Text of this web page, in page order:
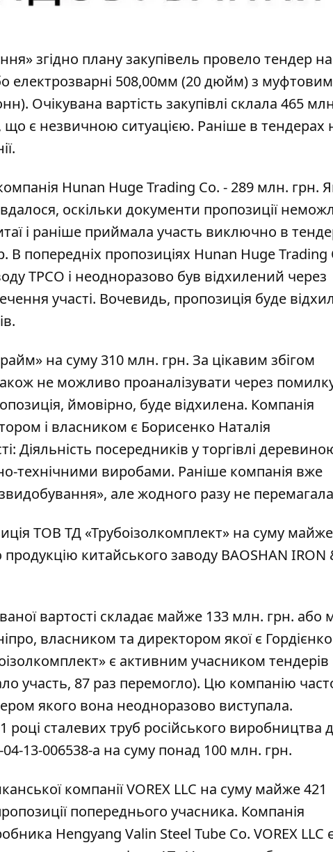
згідно плану закупівель провело тендер на
електрозварні 508,00мм (20 дюйм) з муфтовим
Очікувана вартість закупівлі склала 465
що є незвичною ситуацією. Раніше в тендерах
Hunan Huge Trading Co. - 289 млн. грн.
оскільки документи пропозиції
і раніше приймала участь виключно в
В попередніх пропозиціях Hunan Huge Trading
TPCO і неодноразово був відхилений через
участі. Вочевидь, пропозиція буде
на суму 310 млн. грн. За цікавим збігом
не можливо проаналізувати через
ймовірно, буде відхилена. Компанія
і власником є Борисенко Наталія
Діяльність посередників у торгівлі
технічними виробами. Раніше компанія вже
але жодного разу не
ТОВ ТД «Трубоізолкомплект» на суму
китайського заводу BAOSHAN IRON
вартості складає майже 133 млн. грн. або
власником та директором якої є Гордієнко
є активним учасником тендерів
участь, 87 раз перемогло). Цю компанію
якого вона неодноразово виступала.
році сталевих труб російського виробництва
13-006538-a на суму понад 100 млн. грн.
компанії VOREX LLC на суму майже 421
попереднього учасника. Компанія
Hengyang Valin Steel Tube Co. VOREX LLC є